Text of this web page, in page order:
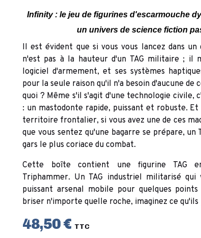
Infinity : le jeu de figurines d'escarmouche
un univers de science fiction
Il est évident que si vous vous lancez dans un
n'est pas à la hauteur d'un TAG militaire ; il
logiciel d'armement, et ses systèmes
pour la seule raison qu'il n'a besoin d'aucune de
quoi ? Même s'il s'agit d'une technologie civile,
: un mastodonte rapide, puissant et robuste. Et
territoire frontalier, si vous avez une de ces
que vous sentez qu'une bagarre se prépare,
gars le plus coriace du combat.
Cette boîte contient une figurine TAG
Triphammer. Un TAG industriel militarisé qui
puissant arsenal mobile pour quelques
briser n'importe quelle roche, imaginez ce
48,50 € TTC